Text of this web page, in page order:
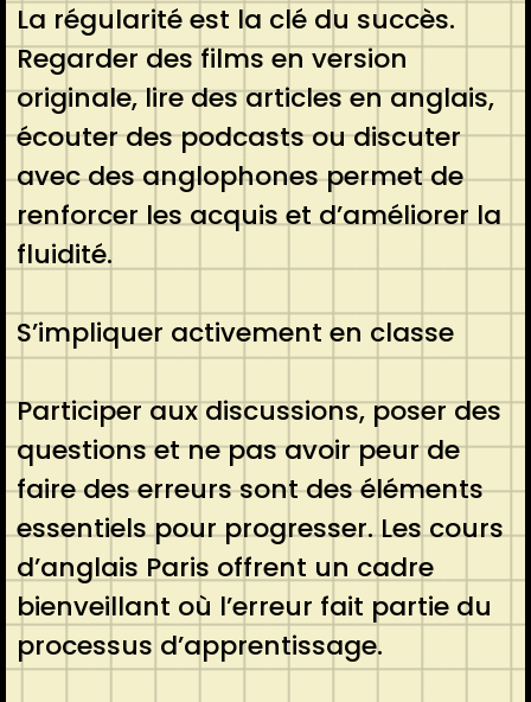
La régularité est la clé du succès.
Regarder des films en version
originale, lire des articles en anglais,
écouter des podcasts ou discuter
avec des anglophones permet de
renforcer les acquis et d’améliorer la
fluidité.
S’impliquer activement en classe
Participer aux discussions, poser des
questions et ne pas avoir peur de
faire des erreurs sont des éléments
essentiels pour progresser. Les cours
d’anglais Paris offrent un cadre
bienveillant où l’erreur fait partie du
processus d’apprentissage.